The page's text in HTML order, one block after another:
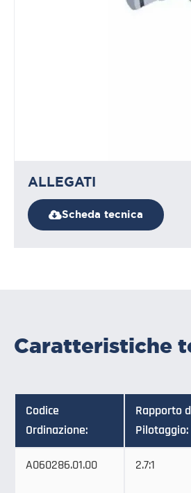
ALLEGATI
Scheda tecnica
Caratteristiche
Codice
Ordinazione:
Rapporto
Pilotaggio:
A060286.01.00 2.7:1